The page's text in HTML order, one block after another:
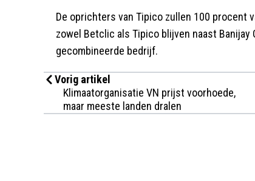
De oprichters van Tipico zullen 100 procent
zowel Betclic als Tipico blijven naast
gecombineerde bedrijf.
Vorig artikel
Klimaatorganisatie VN prijst voorhoede,
maar meeste landen dralen